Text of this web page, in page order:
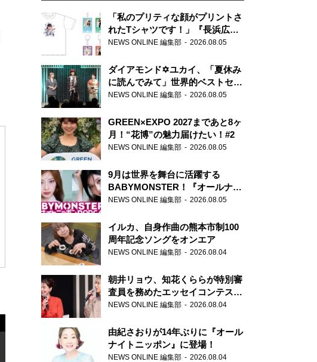
「私のプリティな顔がプリントさ
れたTシャツです！」『長浜広奈
天下無双』初の番組グッズ発売
NEWS ONLINE 編集部 2026.08.05
ダイアモンド✡ユカイ、「夏休み
に読んでみて」世界的ベストセラ
ー『アナスタシア』を紹介
NEWS ONLINE 編集部 2026.08.05
GREEN×EXPO 2027まであと8ヶ
月！“花博”の魅力届けたい！#2
NEWS ONLINE 編集部 2026.08.05
9月は世界を舞台に活躍する
BABYMONSTER！『オールナイ
トニッポンPODCAST』月替わり
NEWS ONLINE 編集部 2026.08.05
イルカ、自身作曲の熊本市制100
周年記念ソングをオンエア
NEWS ONLINE 編集部 2026.08.04
朝井リョウ、知花くららが特別審
査員を務めたエッセイコンテスト
の特別番組「#いまあなたに伝え
NEWS ONLINE 編集部 2026.08.04
由紀さおりが14年ぶりに『オール
ナイトニッポン』に登場！
NEWS ONLINE 編集部 2026.08.04